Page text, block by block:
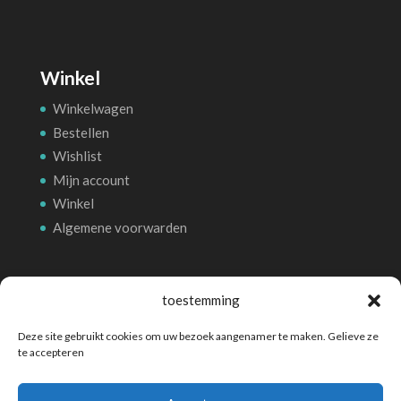
toestemming
Deze site gebruikt cookies om uw bezoek aangenamer te maken. Gelieve ze
te accepteren
Winkel
Winkelwagen
Bestellen
Wishlist
Mijn account
Winkel
Algemene voorwarden
Betalingsmethoden